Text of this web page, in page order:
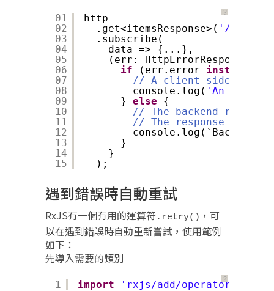
？
01
02
03
04
05
06
07
08
09
10
11
12
13
14
15
http
.get<itemsResponse>( '/api/
.subscribe(
data => {...},
(err: HttpErrorResponse)
if
(err.error instanceof
// A client-side or
console.log( 'An error
} else
{
// The backend
// The response body
console.log(`Backend
}
}
);
遇到錯誤時自動重試
RxJS有一個有用的運算符 .retry() ，可
以在遇到錯誤時自動重新嘗試，使用範例
如下：
先導入需要的類別
？
1 import 'rxjs/add/operator/retry'